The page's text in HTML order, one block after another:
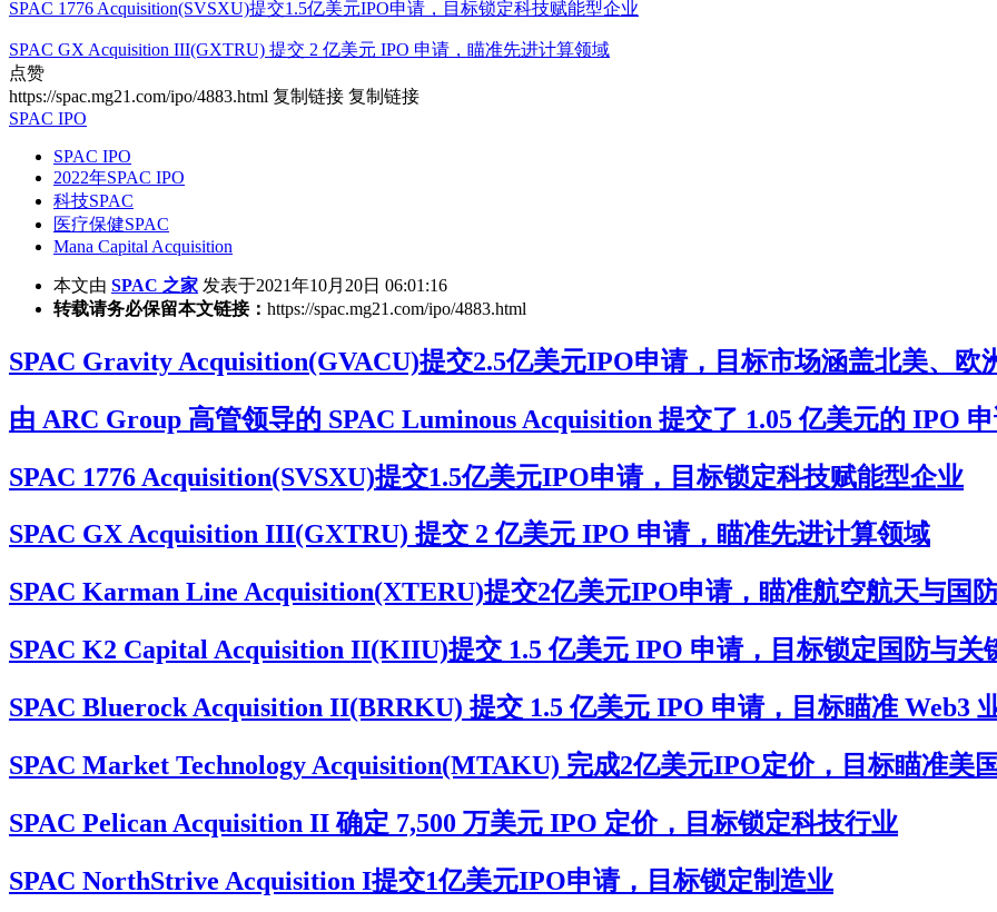
SPAC 1776 Acquisition(SVSXU)提交1.5亿美元IPO申请，目标锁定科技赋能型企业
SPAC GX Acquisition III(GXTRU) 提交 2 亿美元 IPO 申请，瞄准先进计算领域
点赞
https://spac.mg21.com/ipo/4883.html 复制链接 复制链接
SPAC IPO
SPAC IPO
2022年SPAC IPO
科技SPAC
医疗保健SPAC
Mana Capital Acquisition
本文由 SPAC 之家 发表于2021年10月20日 06:01:16
转载请务必保留本文链接： https://spac.mg21.com/ipo/4883.html
SPAC Gravity Acquisition(GVACU)提交2.5亿美元IPO申请，目标市场涵盖北美、欧
由 ARC Group 高管领导的 SPAC Luminous Acquisition 提交了 1.05 亿美元的 IPO
SPAC 1776 Acquisition(SVSXU)提交1.5亿美元IPO申请，目标锁定科技赋能型企业
SPAC GX Acquisition III(GXTRU) 提交 2 亿美元 IPO 申请，瞄准先进计算领域
SPAC Karman Line Acquisition(XTERU)提交2亿美元IPO申请，瞄准航空航天与国
SPAC K2 Capital Acquisition II(KIIU)提交 1.5 亿美元 IPO 申请，目标锁定国防与关
SPAC Bluerock Acquisition II(BRRKU) 提交 1.5 亿美元 IPO 申请，目标瞄准 Web3
SPAC Market Technology Acquisition(MTAKU) 完成2亿美元IPO定价，目标瞄准美
SPAC Pelican Acquisition II 确定 7,500 万美元 IPO 定价，目标锁定科技行业
SPAC NorthStrive Acquisition I提交1亿美元IPO申请，目标锁定制造业